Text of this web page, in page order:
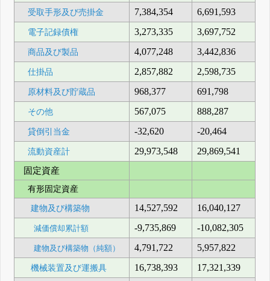
受取手形及び売掛金 7,384,354 6,691,593
電子記録債権 3,273,335 3,697,752
商品及び製品 4,077,248 3,442,836
仕掛品 2,857,882 2,598,735
原材料及び貯蔵品 968,377 691,798
その他 567,075 888,287
貸倒引当金 -32,620 -20,464
流動資産計 29,973,548
29,869,541
固定資産
有形固定資産
建物及び構築物 14,527,592 16,040,127
減価償却累計額 -9,735,869 -10,082,305
建物及び構築物（純額） 4,791,722 5,957,822
機械装置及び運搬具 16,738,393 17,321,339